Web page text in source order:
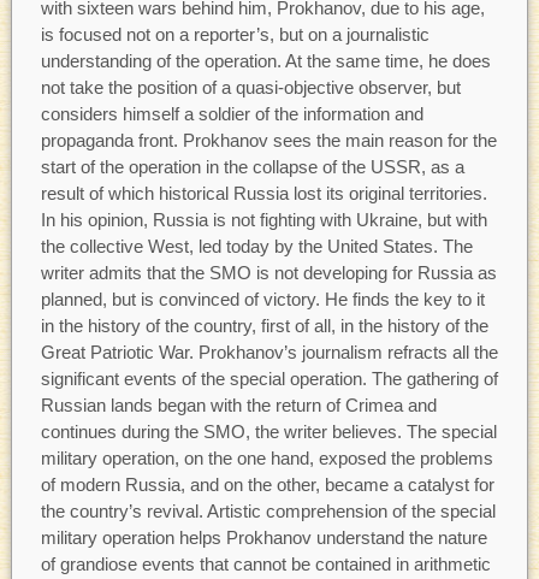
with sixteen wars behind him, Prokhanov, due to his age,
is focused not on a reporter’s, but on a journalistic
understanding of the operation. At the same time, he does
not take the position of a quasi-objective observer, but
considers himself a soldier of the information and
propaganda front. Prokhanov sees the main reason for the
start of the operation in the collapse of the USSR, as a
result of which historical Russia lost its original territories.
In his opinion, Russia is not fighting with Ukraine, but with
the collective West, led today by the United States. The
writer admits that the SMO is not developing for Russia as
planned, but is convinced of victory. He finds the key to it
in the history of the country, first of all, in the history of the
Great Patriotic War. Prokhanov’s journalism refracts all the
significant events of the special operation. The gathering of
Russian lands began with the return of Crimea and
continues during the SMO, the writer believes. The special
military operation, on the one hand, exposed the problems
of modern Russia, and on the other, became a catalyst for
the country’s revival. Artistic comprehension of the special
military operation helps Prokhanov understand the nature
of grandiose events that cannot be contained in arithmetic